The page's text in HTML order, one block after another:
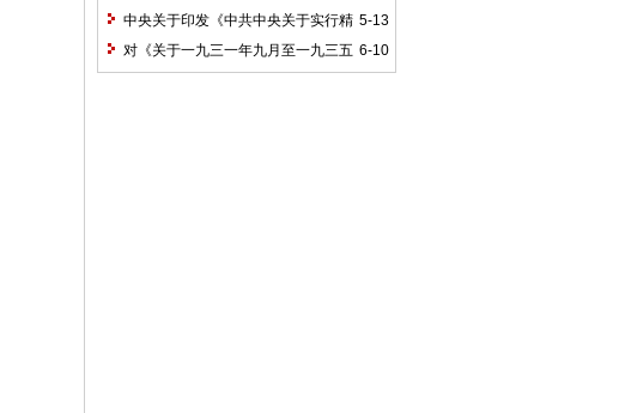
5-13
中央关于印发《中共中央关于实行精
兵简政、增产节约、反对贪污、反对浪费
和反对官僚主义的决定》的通知和毛泽东
6-10
对《关于一九三一年九月至一九三五